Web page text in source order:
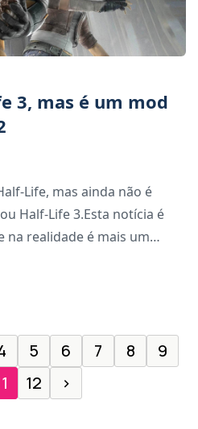
3, mas é um mod
Life, mas ainda não é
Half-Life 3.Esta notícia é
na realidade é mais um
existente
5 6 7 8
9
12 ›